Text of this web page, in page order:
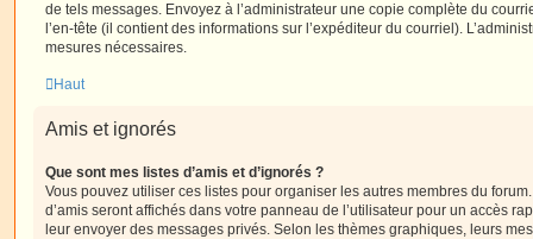
de tels messages. Envoyez à l’administrateur une copie complète du
l’en-tête (il contient des informations sur l’expéditeur du courriel).
mesures nécessaires.
Haut
Amis et ignorés
Que sont mes listes d’amis et d’ignorés ?
Vous pouvez utiliser ces listes pour organiser les autres membres du
d’amis seront affichés dans votre panneau de l’utilisateur pour un accès
leur envoyer des messages privés. Selon les thèmes graphiques, leurs